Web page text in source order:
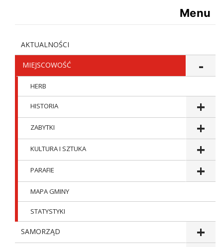
Menu
AKTUALNOŚCI
MIEJSCOWOŚĆ
HERB
HISTORIA
ZABYTKI
KULTURA I SZTUKA
PARAFIE
MAPA GMINY
STATYSTYKI
SAMORZĄD